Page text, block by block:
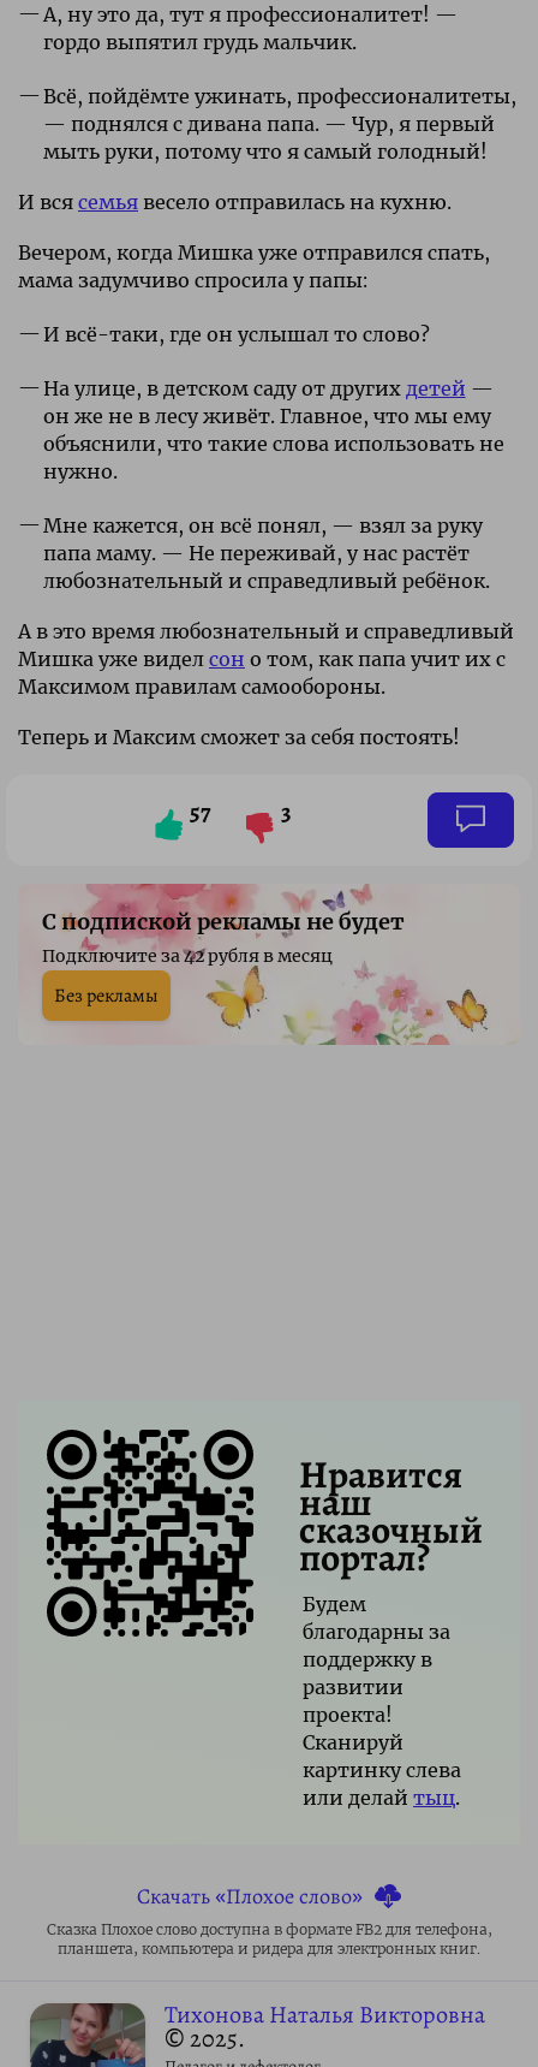
А, ну это да, тут я профессионалитет! —
гордо выпятил грудь мальчик.
Всё, пойдёмте ужинать, профессионалитеты,
— поднялся с дивана папа. — Чур, я первый
мыть руки, потому что я самый голодный!
И вся семья весело отправилась на кухню.
Вечером, когда Мишка уже отправился спать,
мама задумчиво спросила у папы:
И всё-таки, где он услышал то слово?
На улице, в детском саду от других детей —
он же не в лесу живёт. Главное, что мы ему
объяснили, что такие слова использовать не
нужно.
Мне кажется, он всё понял, — взял за руку
папа маму. — Не переживай, у нас растёт
любознательный и справедливый ребёнок.
А в это время любознательный и справедливый
Мишка уже видел сон о том, как папа учит их с
Максимом правилам самообороны.
Теперь и Максим сможет за себя постоять!
57 3
С подпиской рекламы не будет
Подключите за 42 рубля в месяц
Без рекламы
Нравится
наш
сказочный
портал?
Будем
благодарны за
поддержку в
развитии
проекта!
Сканируй
картинку слева
или делай тыц.
Скачать «Плохое слово»
Сказка Плохое слово доступна в формате FB2 для телефона,
планшета, компьютера и ридера для электронных книг.
Тихонова Наталья Викторовна
© 2025.